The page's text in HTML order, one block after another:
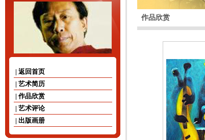
| 返回首页
| 艺术简历
| 作品欣赏
| 艺术评论
| 出版画册
作品欣赏